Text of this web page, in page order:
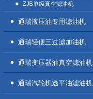
ZJB单级真空滤油机
通瑞液压油专用滤油机
通瑞轻便三过滤加油机
通瑞变压器油真空滤油机
通瑞汽轮机透平油滤油机